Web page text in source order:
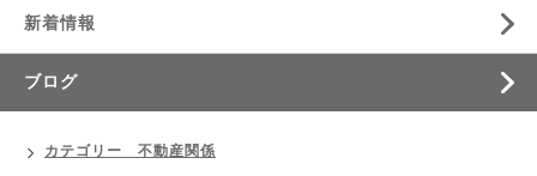
新着情報
ブログ
カテゴリー 不動産関係